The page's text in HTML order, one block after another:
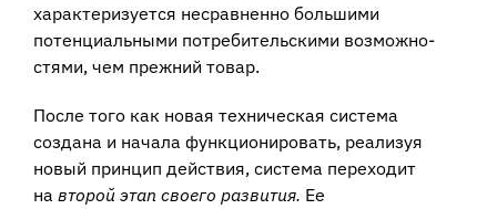
характеризуется несравненно большими
потенциальными потребительскими возможно­
стями, чем прежний товар.
После того как новая техническая система
создана и начала функционировать, реализуя
новый принцип действия, система переходит
на второй этап своего раз­вития. Ее